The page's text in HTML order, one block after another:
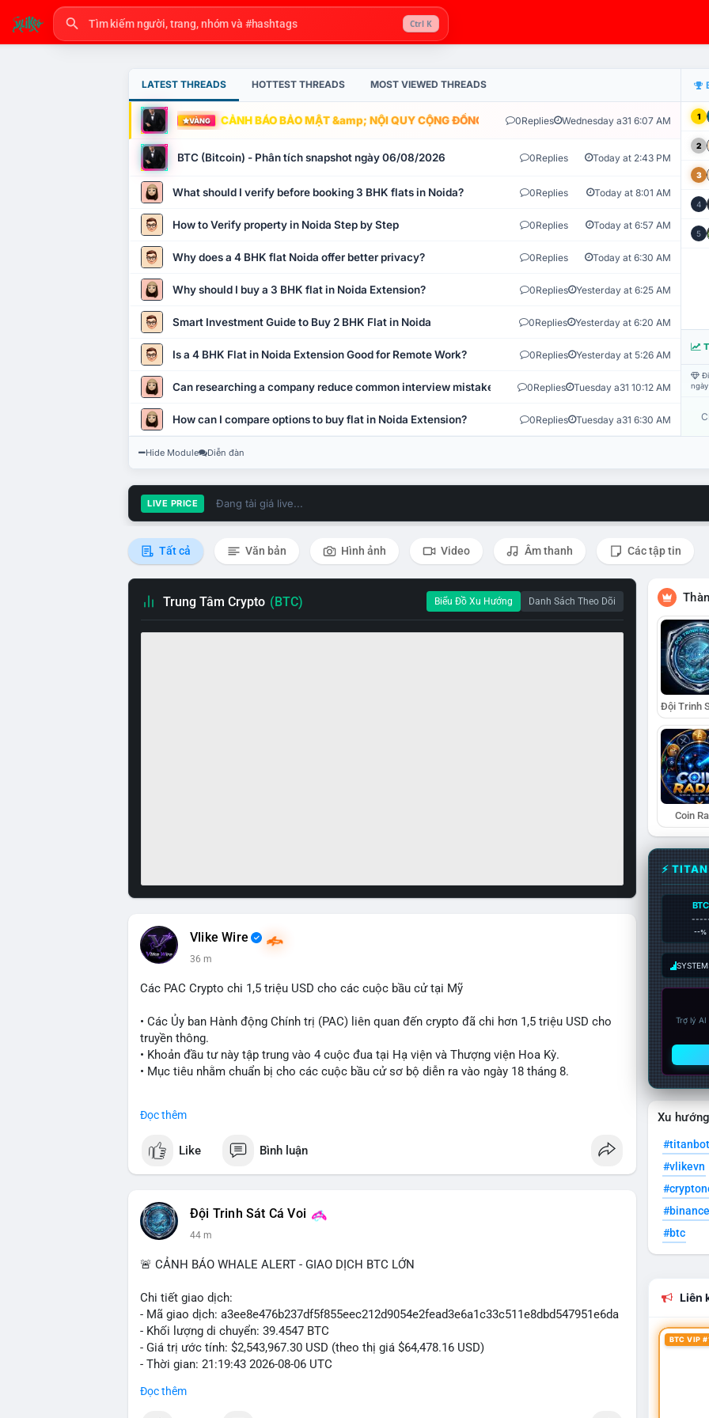
Ctrl K
LATEST THREADS HOTTEST THREADS MOST VIEWED THREADS
VÀNG CẢNH BÁO BẢO MẬT &amp; NỘI QUY CỘNG ĐỒNG VLIKE.VN: HỆ THỐNG GIÁM SÁT TỰ
0Replies Wednesday a31 6:07 AM
BTC (Bitcoin) - Phân tích snapshot ngày 06/08/2026 0Replies Today at 2:43 PM
What should I verify before booking 3 BHK flats in Noida? 0Replies Today at 8:01 AM
How to Verify property in Noida Step by Step 0Replies Today at 6:57 AM
Why does a 4 BHK flat Noida offer better privacy? 0Replies Today at 6:30 AM
Why should I buy a 3 BHK flat in Noida Extension? 0Replies Yesterday at 6:25 AM
Smart Investment Guide to Buy 2 BHK Flat in Noida 0Replies Yesterday at 6:20 AM
Is a 4 BHK Flat in Noida Extension Good for Remote Work? 0Replies Yesterday at 5:26 AM
Can researching a company reduce common interview mistakes? 0Replies Tuesday a31 10:12 AM
How can I compare options to buy flat in Noida Extension? 0Replies Tuesday a31 6:30 AM
1
2
3
4
5
Hide Module Diễn đàn
LIVE PRICE Đang tải giá live...
Tất cả Văn bản Hình ảnh Video Âm thanh Các tập tin
Trung Tâm Crypto (BTC) Biểu Đồ Xu Hướng Danh Sách Theo Dõi
Vlike Wire
36 m
Các PAC Crypto chi 1,5 triệu USD cho các cuộc bầu cử tại Mỹ
• Các Ủy ban Hành động Chính trị (PAC) liên quan đến crypto đã chi hơn 1,5 triệu USD cho
truyền thông.
• Khoản đầu tư này tập trung vào 4 cuộc đua tại Hạ viện và Thượng viện Hoa Kỳ.
• Mục tiêu nhằm chuẩn bị cho các cuộc bầu cử sơ bộ diễn ra vào ngày 18 tháng 8.
#vlikevn #titanbot
📰 Nguồn: Cointelegraph
Đọc thêm
Like Bình luận
Đội Trinh Sát Cá Voi
44 m
🚨 CẢNH BÁO WHALE ALERT - GIAO DỊCH BTC LỚN
Chi tiết giao dịch:
- Mã giao dịch: a3ee8e476b237df5f855eec212d9054e2fead3e6a1c33c511e8dbd547951e6da
- Khối lượng di chuyển: 39.4547 BTC
- Giá trị ước tính: $2,543,967.30 USD (theo thị giá $64,478.16 USD)
- Thời gian: 21:19:43 2026-08-06 UTC
Nhận định phân tích:
Đọc thêm
Coin
⚡
BTC
--%
Trợ lý
Xu
#titanbot
#vlikevn
#btc
Liên
BTC VIP